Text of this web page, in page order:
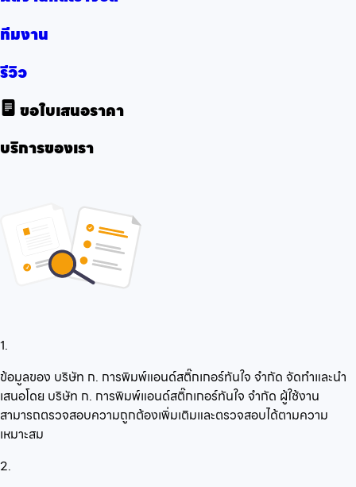
ทีมงาน
รีวิว
ขอใบเสนอราคา
บริการของเรา
1.
ข้อมูลของ บริษัท ก. การพิมพ์แอนด์สติ๊กเกอร์ทันใจ จำกัด จัดทำและนำ
เสนอโดย บริษัท ก. การพิมพ์แอนด์สติ๊กเกอร์ทันใจ จำกัด ผู้ใช้งาน
สามารถตรวจสอบความถูกต้องเพิ่มเติมและตรวจสอบได้ตามความ
เหมาะสม
2.